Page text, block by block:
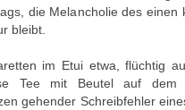
die Melancholie des einen
bleibt.
im Etui etwa, flüchtig
Tee mit Beutel auf dem
gehender Schreibfehler